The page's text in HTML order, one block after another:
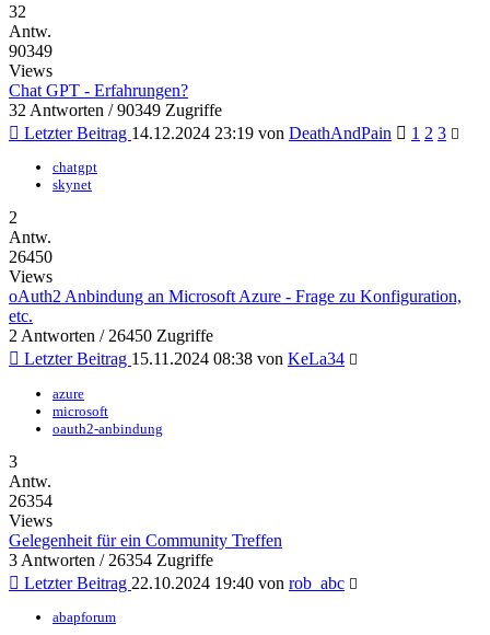
32
Antw.
90349
Views
Chat GPT - Erfahrungen?
32 Antworten / 90349 Zugriffe
Letzter Beitrag 14.12.2024 23:19 von DeathAndPain 1 2 3
chatgpt
skynet
2
Antw.
26450
Views
oAuth2 Anbindung an Microsoft Azure - Frage zu Konfiguration,
etc.
2 Antworten / 26450 Zugriffe
Letzter Beitrag 15.11.2024 08:38 von KeLa34
azure
microsoft
oauth2-anbindung
3
Antw.
26354
Views
Gelegenheit für ein Community Treffen
3 Antworten / 26354 Zugriffe
Letzter Beitrag 22.10.2024 19:40 von rob_abc
abapforum